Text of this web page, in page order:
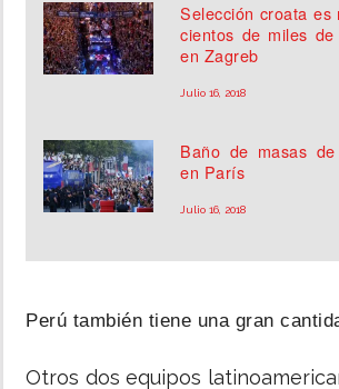
Selección croata es
cientos de miles de
en Zagreb
Julio 16, 2018
Baño de masas
en París
Julio 16, 2018
Perú también tiene una gran
Otros dos equipos